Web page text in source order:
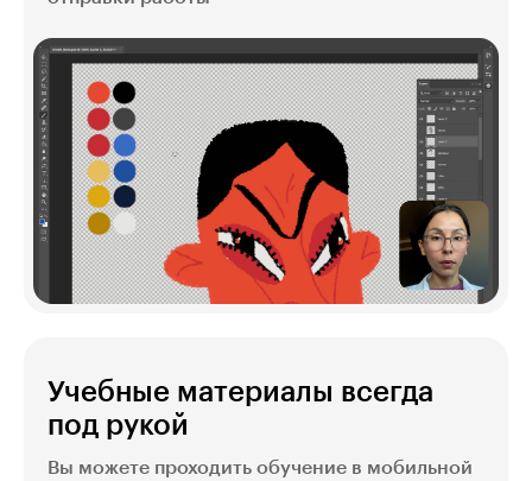
Учебные материалы всегда
под рукой
Вы можете проходить обучение в мобильной